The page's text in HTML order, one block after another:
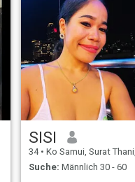
SISI
34 • Ko Samui, Surat Thani, Thailand
Suche: Männlich 30 - 60